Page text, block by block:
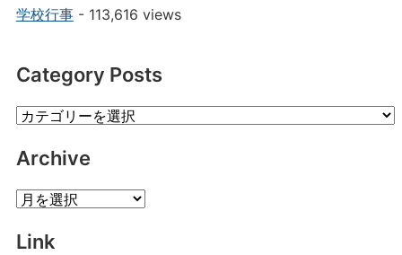
学校行事- 113,616 views
Category Posts
Category
Archive
Archive
Link